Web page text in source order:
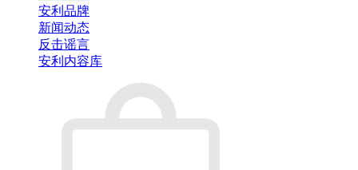
安利品牌
新闻动态
反击谣言
安利内容库